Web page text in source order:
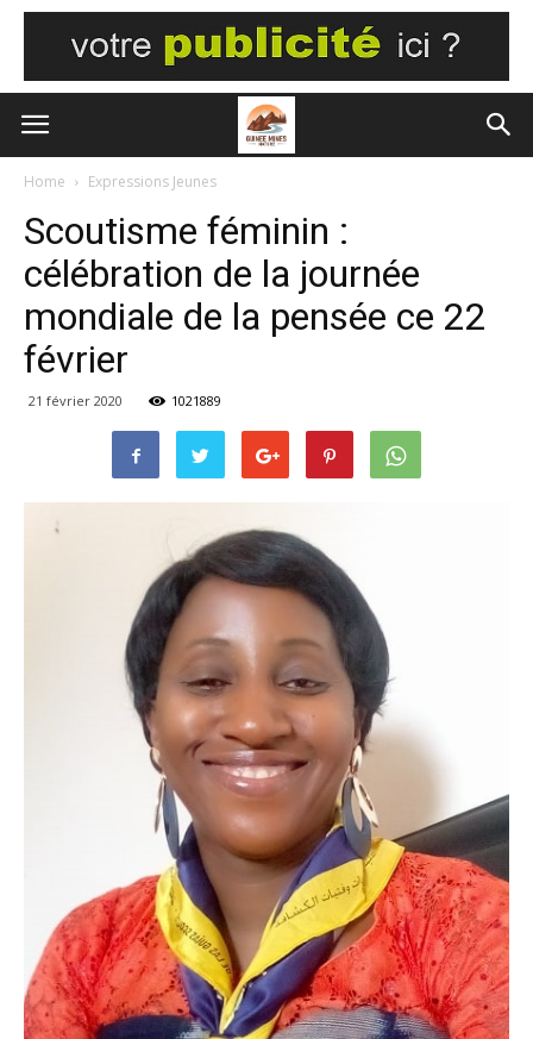
Home Expressions Jeunes
Scoutisme féminin :
célébration de la journée
mondiale de la pensée ce 22
février
21 février 2020 1021889